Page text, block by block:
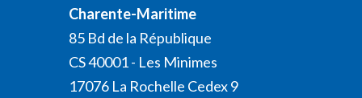
Charente-Maritime
85 Bd de la République
CS 40001 - Les Minimes
17076 La Rochelle Cedex 9